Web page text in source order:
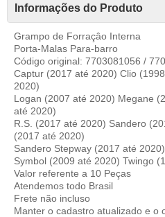
Informações do Produto
Grampo de Forraçâo Interna
Porta-Malas Para-barro
Código original: 7703081056 /
Captur (2017 até 2020) Clio
2020)
Logan (2007 até 2020) Megane
até 2020)
R.S. (2017 até 2020) Sandero
(2017 até 2020)
Sandero Stepway (2017 até
Symbol (2009 até 2020) Twingo
Valor referente a 10 Peças
Atendemos todo Brasil
Frete não incluso
Manter o cadastro atualizado e o